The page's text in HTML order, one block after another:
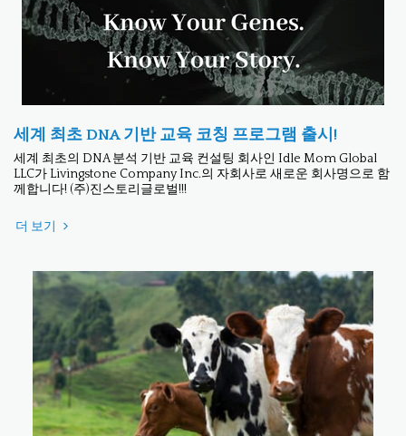
세계 최초 DNA 기반 교육 코칭 프로그램 출시!
세계 최초의 DNA 분석 기반 교육 컨설팅 회사인 Idle Mom Global
LLC가 Livingstone Company Inc.의 자회사로 새로운 회사명으로 함
께합니다! (주)진스토리글로벌!!!
더 보기